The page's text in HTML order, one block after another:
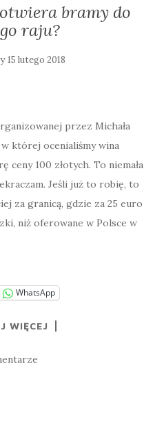
bramy do
raju?
15 lutego 2018
przez Michała
której ocenialiśmy wina
ceny 100 złotych. To niemała
Jeśli już to robię, to
za granicą, gdzie za 25 euro
niż oferowane w Polsce w
WhatsApp
WIĘCEJ